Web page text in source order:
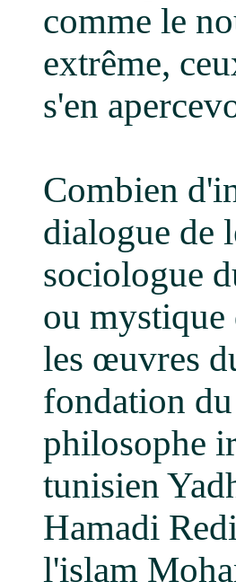
comme le
extrême,
s'en
Combien
dialogue de
sociologue
ou mystique
les œuvres
fondation
philosophe
tunisien
Hamadi
l'islam